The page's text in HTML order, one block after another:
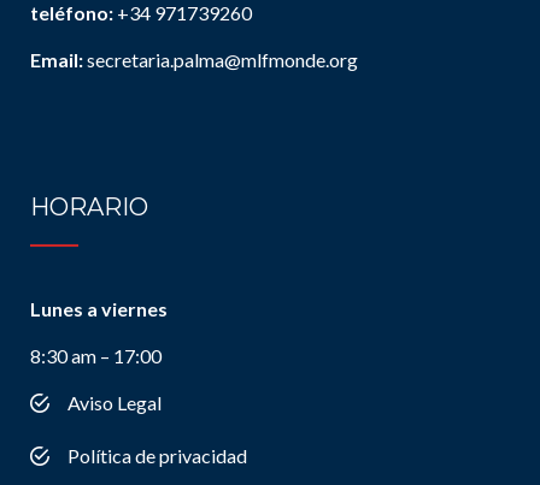
teléfono: +34 971739260
Email:secretaria.palma@mlfmonde.org
HORARIO
Lunes a viernes
8:30 am – 17:00
Aviso Legal
Política de privacidad